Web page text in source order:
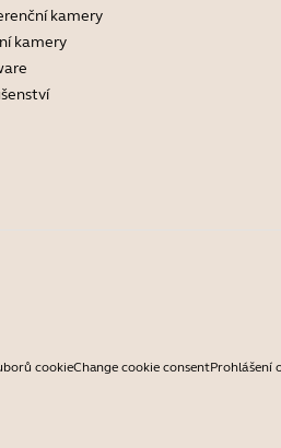
kamery
kamery
cookieChange cookie consentProhlášení